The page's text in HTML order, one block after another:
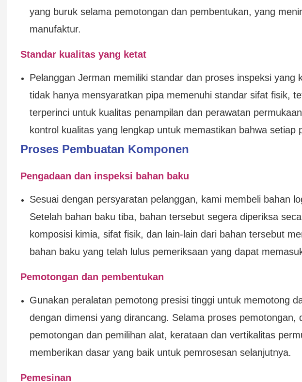
yang buruk selama pemotongan dan pembentukan, yang
manufaktur.
Standar kualitas yang ketat
Pelanggan Jerman memiliki standar dan proses inspeksi yang
tidak hanya mensyaratkan pipa memenuhi standar sifat fisik,
terperinci untuk kualitas penampilan dan perawatan
kontrol kualitas yang lengkap untuk memastikan bahwa setiap
Proses Pembuatan Komponen
Pengadaan dan inspeksi bahan baku
Sesuai dengan persyaratan pelanggan, kami membeli bahan
Setelah bahan baku tiba, bahan tersebut segera diperiksa
komposisi kimia, sifat fisik, dan lain-lain dari bahan tersebut
bahan baku yang telah lulus pemeriksaan yang dapat
Pemotongan dan pembentukan
Gunakan peralatan pemotong presisi tinggi untuk memotong
dengan dimensi yang dirancang. Selama proses
pemotongan dan pemilihan alat, kerataan dan vertikalitas
memberikan dasar yang baik untuk pemrosesan selanjutnya.
Pemesinan